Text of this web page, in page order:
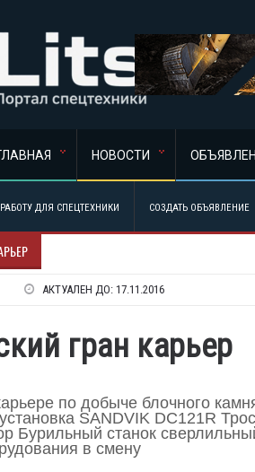
НОВОСТИ
ДЛЯ СПЕЦТЕХНИКИ СОЗДАТЬ ОБЪЯВЛЕНИЕ
АКТУАЛЕН ДО: 17.11.2016
гран карьер
по добыче блочного
SANDVIK DC121R
Бурильный станок
в смену